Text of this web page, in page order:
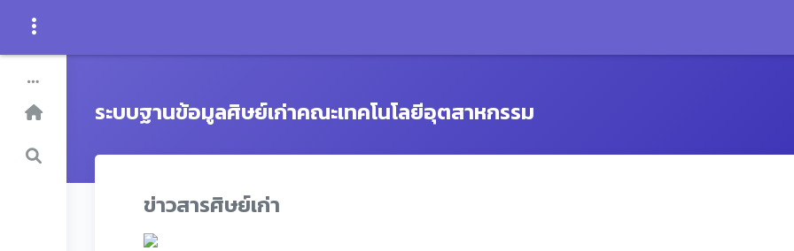
ระบบฐานข้อมูลศิษย์เก่าคณะเทคโนโลยีอุตสาหกรรม
ข่าวสารศิษย์เก่า